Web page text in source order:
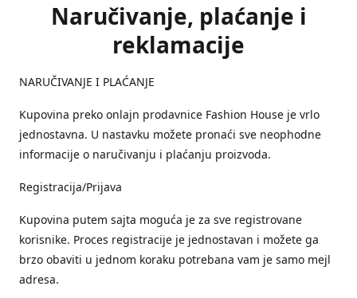
Naručivanje, plaćanje i
reklamacije
NARUČIVANJE I PLAĆANJE
Kupovina preko onlajn prodavnice Fashion House je vrlo
jednostavna. U nastavku možete pronaći sve neophodne
informacije o naručivanju i plaćanju proizvoda.
Registracija/Prijava
Kupovina putem sajta moguća je za sve registrovane
korisnike. Proces registracije je jednostavan i možete ga
brzo obaviti u jednom koraku potrebana vam je samo mejl
adresa.